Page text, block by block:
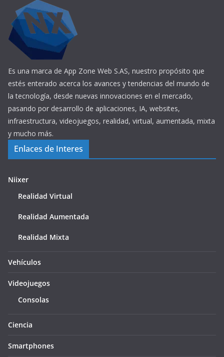
Es una marca de App Zone Web S.AS, nuestro propósito que
estés enterado acerca los avances y tendencias del mundo de
la tecnología, desde nuevas innovaciones en el mercado,
pasando por desarrollo de aplicaciones, IA, websites,
infraestructura, videojuegos, realidad, virtual, aumentada, mixta
y mucho más.
Enlaces de Interes
Niixer
Realidad Virtual
Realidad Aumentada
Realidad Mixta
Vehículos
Videojuegos
Consolas
Ciencia
Smartphones